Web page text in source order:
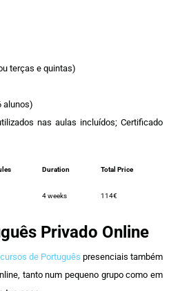
terças e quintas)
alunos)
nas aulas incluídos; Certificado
Duration Total Price
4 weeks 114€
Privado Online
cursos de Português presenciais também
tanto num pequeno grupo como em